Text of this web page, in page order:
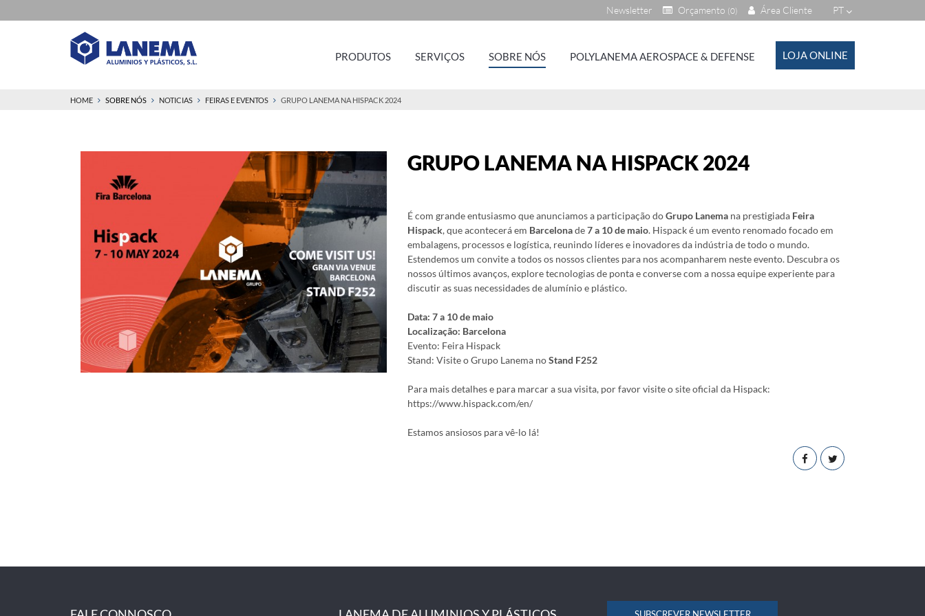
PT
Área Cliente
Orçamento (0)
Newsletter
PRODUTOS SERVIÇOS SOBRE NÓS POLYLANEMA AEROSPACE & DEFENSE LOJA ONLINE
HOME SOBRE NÓS NOTICIAS FEIRAS E EVENTOS GRUPO LANEMA NA HISPACK 2024
GRUPO LANEMA NA HISPACK 2024
É com grande entusiasmo que anunciamos a participação doGrupo Lanema na prestigiada Feira
Hispack, que acontecerá em Barcelonade7 a 10 de maio. Hispack é um evento renomado focado em
embalagens, processos e logística, reunindo líderes e inovadores da indústria de todo o mundo.
Estendemos um convite a todos os nossos clientes para nos acompanharem neste evento. Descubra os
nossos últimos avanços, explore tecnologias de ponta e converse com a nossa equipe experiente para
discutir as suas necessidades de alumínio e plástico.
Data: 7 a 10 de maio
Localização: Barcelona
Evento: Feira Hispack
Stand: Visite o Grupo Lanema noStand F252
Para mais detalhes e para marcar a sua visita, por favor visite o site oficial da Hispack:
https://www.hispack.com/en/
Estamos ansiosos para vê-lo lá!